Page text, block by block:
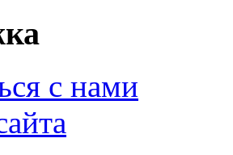
с нами